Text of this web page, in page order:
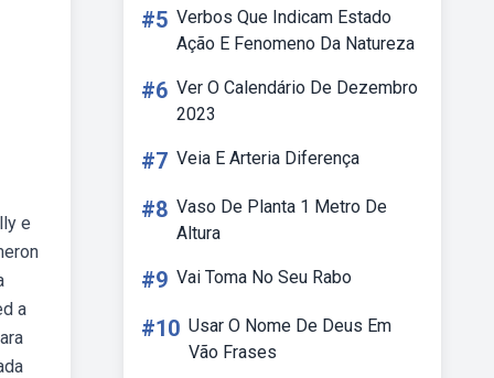
e
a
#5 Verbos Que Indicam Estado
Ação E Fenomeno Da Natureza
#6 Ver O Calendário De Dezembro
2023
#7 Veia E Arteria Diferença
#8 Vaso De Planta 1 Metro De
Altura
#9 Vai Toma No Seu Rabo
#10 Usar O Nome De Deus Em
Vão Frases